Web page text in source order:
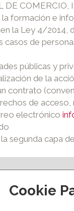
DE
formación e
en la Ley 4/
de
públicas y
de la
contrato
de
electrónico
segunda capa
Formación
Cookie